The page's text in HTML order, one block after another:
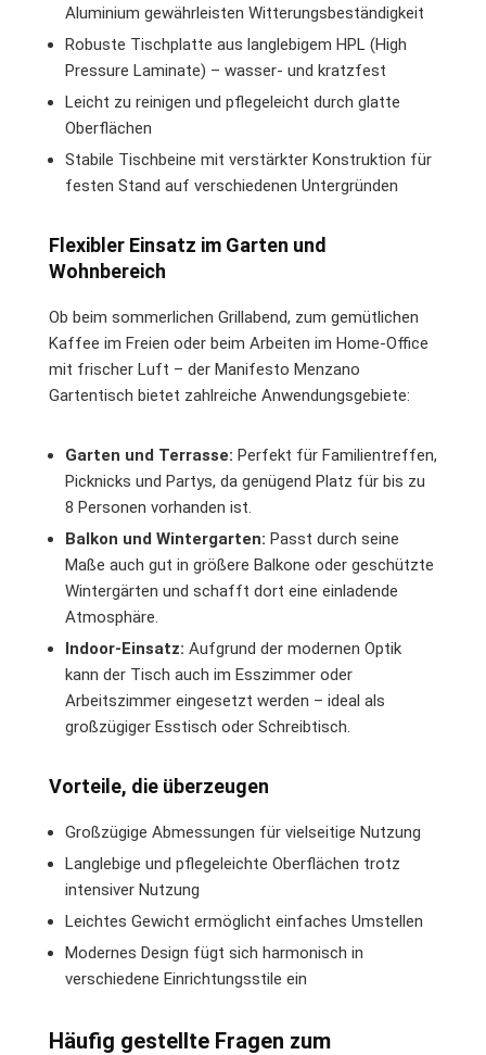
Aluminium gewährleisten Witterungsbeständigkeit
Robuste Tischplatte aus langlebigem HPL (High
Pressure Laminate) – wasser- und kratzfest
Leicht zu reinigen und pflegeleicht durch glatte
Oberflächen
Stabile Tischbeine mit verstärkter Konstruktion für
festen Stand auf verschiedenen Untergründen
Flexibler Einsatz im Garten und
Wohnbereich
Ob beim sommerlichen Grillabend, zum gemütlichen
Kaffee im Freien oder beim Arbeiten im Home-Office
mit frischer Luft – der Manifesto Menzano
Gartentisch bietet zahlreiche Anwendungsgebiete:
Garten und Terrasse: Perfekt für Familientreffen,
Picknicks und Partys, da genügend Platz für bis zu
8 Personen vorhanden ist.
Balkon und Wintergarten: Passt durch seine
Maße auch gut in größere Balkone oder geschützte
Wintergärten und schafft dort eine einladende
Atmosphäre.
Indoor-Einsatz: Aufgrund der modernen Optik
kann der Tisch auch im Esszimmer oder
Arbeitszimmer eingesetzt werden – ideal als
großzügiger Esstisch oder Schreibtisch.
Vorteile, die überzeugen
Großzügige Abmessungen für vielseitige Nutzung
Langlebige und pflegeleichte Oberflächen trotz
intensiver Nutzung
Leichtes Gewicht ermöglicht einfaches Umstellen
Modernes Design fügt sich harmonisch in
verschiedene Einrichtungsstile ein
Häufig gestellte Fragen zum